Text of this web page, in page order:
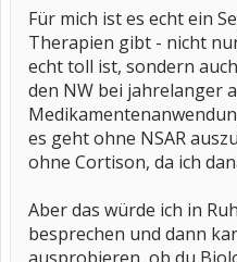
Für mich ist es echt ein
Therapien gibt - nicht
echt toll ist, sondern
den NW bei jahrelanger
es geht ohne NSAR
ohne Cortison, da ich
Aber das würde ich in
besprechen und dann